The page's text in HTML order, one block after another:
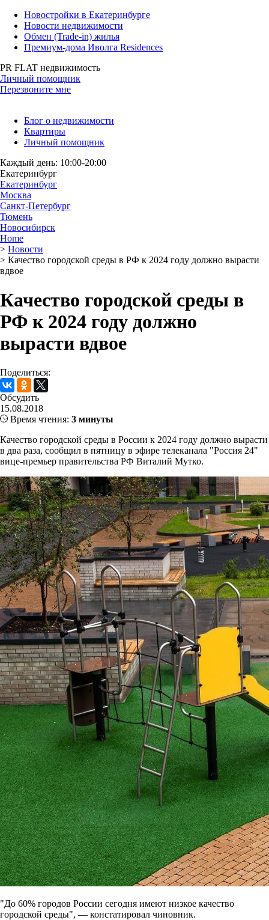
Новостройки в Екатеринбурге
Новости недвижимости
Обмен (Trade-in) жилья
Премиум-дома Иволга Residences
PR FLAT недвижимость
Личный помощник
Перезвоните мне
Блог о недвижимости
Квартиры
Личный помощник
Каждый день: 10:00-20:00
Екатеринбург
Екатеринбург
Москва
Санкт-Петербург
Тюмень
Новосибирск
Home
> Новости
> Качество городской среды в РФ к 2024 году должно вырасти
вдвое
Качество городской среды в
РФ к 2024 году должно
вырасти вдвое
Поделиться:
Обсудить
15.08.2018
Время чтения: 3 минуты
Качество городской среды в России к 2024 году должно вырасти
в два раза, сообщил в пятницу в эфире телеканала "Россия 24"
вице-премьер правительства РФ Виталий Мутко.
"До 60% городов России сегодня имеют низкое качество
городской среды", — констатировал чиновник.